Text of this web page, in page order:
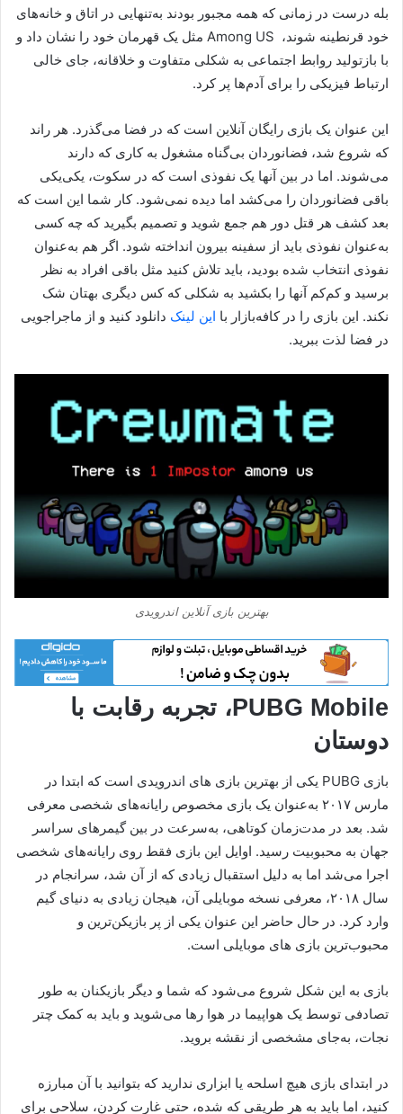
بله درست در زمانی که همه مجبور بودند به‌تنهایی در اتاق و خانه‌های
خود قرنطینه شوند، Among US مثل یک قهرمان خود را نشان داد و
با بازتولید روابط اجتماعی به شکلی متفاوت و خلاقانه، جای خالی
ارتباط فیزیکی را برای آدم‌ها پر کرد.
این عنوان یک بازی رایگان آنلاین است که در فضا می‌گذرد. هر راند
که شروع شد، فضانوردان بی‌گناه مشغول به کاری که دارند
می‌شوند. اما در بین آنها یک نفوذی است که در سکوت، یکی‌یکی
باقی فضانوردان را می‌کشد اما دیده نمی‌شود. کار شما این است که
بعد کشف هر قتل دور هم جمع شوید و تصمیم بگیرید که چه کسی
به‌عنوان نفوذی باید از سفینه بیرون انداخته شود. اگر هم به‌عنوان
نفوذی انتخاب شده بودید، باید تلاش کنید مثل باقی افراد به نظر
برسید و کم‌کم آنها را بکشید به شکلی که کس دیگری بهتان شک
نکند. این بازی را در کافه‌بازار با این لینک دانلود کنید و از ماجراجویی
در فضا لذت ببرید.
بهترین بازی آنلاین اندرویدی
PUBG Mobile، تجربه رقابت با
دوستان
بازی PUBG یکی از بهترین بازی های اندرویدی است که ابتدا در
مارس ۲۰۱۷ به‌عنوان یک بازی مخصوص رایانه‌های شخصی معرفی
شد. بعد در مدت‌زمان کوتاهی، به‌سرعت در بین گیمرهای سراسر
جهان به محبوبیت رسید. اوایل این بازی فقط روی رایانه‌های شخصی
اجرا می‌شد اما به دلیل استقبال زیادی که از آن شد، سرانجام در
سال ۲۰۱۸، معرفی نسخه موبایلی آن، هیجان زیادی به دنیای گیم
وارد کرد. در حال حاضر این عنوان یکی از پر بازیکن‌ترین و
محبوب‌ترین بازی های موبایلی است.
بازی به این شکل شروع می‌شود که شما و دیگر بازیکنان به طور
تصادفی توسط یک هواپیما در هوا رها می‌شوید و باید به کمک چتر
نجات، به‌جای مشخصی از نقشه بروید.
در ابتدای بازی هیچ اسلحه یا ابزاری ندارید که بتوانید با آن مبارزه
کنید، اما باید به هر طریقی که شده، حتی غارت کردن، سلاحی برای